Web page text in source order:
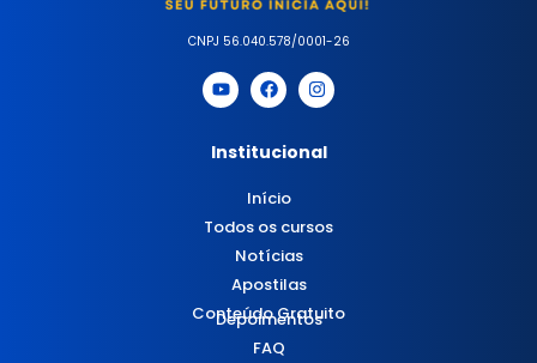
CNPJ 56.040.578/0001-26
Institucional
Início
Todos os cursos
Notícias
Apostilas
Conteúdo Gratuito
Depoimentos
FAQ